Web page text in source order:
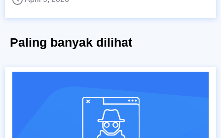
Paling banyak dilihat